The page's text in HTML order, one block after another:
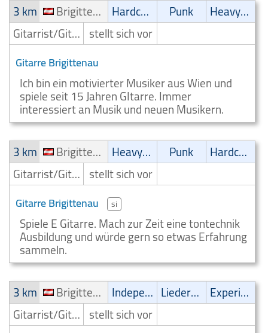
3 km
Brigittenau Hardcore Punk
Heavy-Metal
Gitarrist/Gitarrenspieler stellt sich vor
Gitarre Brigittenau
Ich bin ein motivierter Musiker aus Wien und
spiele seit 15 Jahren GItarre. Immer
interessiert an Musik und neuen Musikern.
3 km
Brigittenau Heavy-Metal Punk
Hardcore
Gitarrist/Gitarrenspieler stellt sich vor
Gitarre Brigittenau si
Spiele E Gitarre. Mach zur Zeit eine tontechnik
Ausbildung und würde gern so etwas Erfahrung
sammeln.
3 km
Brigittenau Independent Liedermacher
Experimental
Gitarrist/Gitarrenspieler stellt sich vor